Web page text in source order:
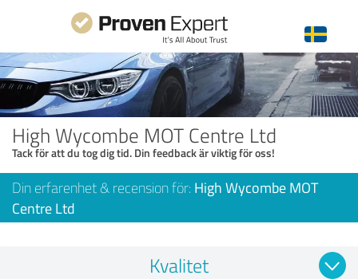
High Wycombe MOT Centre Ltd
Tack för att du tog dig tid. Din feedback är viktig för oss!
Din erfarenhet & recension för: High Wycombe MOT
Centre Ltd
Kvalitet